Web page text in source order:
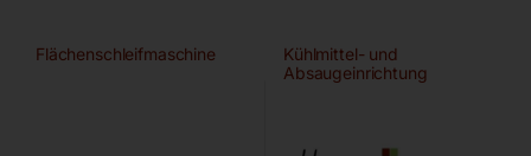
Flächenschleifmaschine
Kühlmittel- und
Absaugeinrichtung